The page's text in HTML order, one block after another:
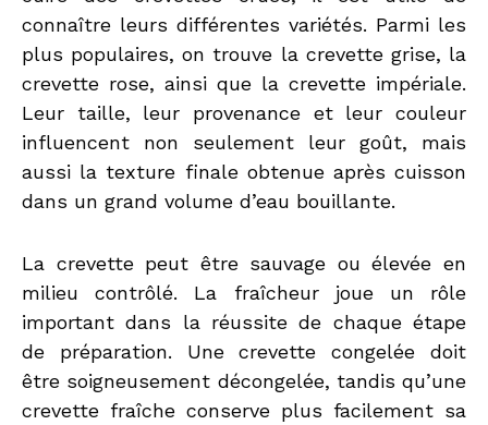
connaître leurs différentes variétés. Parmi les
plus populaires, on trouve la crevette grise, la
crevette rose, ainsi que la crevette impériale.
Leur taille, leur provenance et leur couleur
influencent non seulement leur goût, mais
aussi la texture finale obtenue après cuisson
dans un grand volume d’eau bouillante.
La crevette peut être sauvage ou élevée en
milieu contrôlé. La fraîcheur joue un rôle
important dans la réussite de chaque étape
de préparation. Une crevette congelée doit
être soigneusement décongelée, tandis qu’une
crevette fraîche conserve plus facilement sa